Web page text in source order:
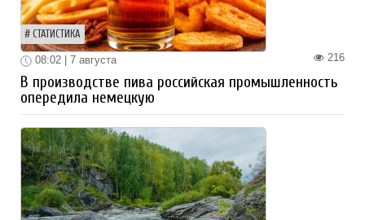
СТАТИСТИКА
216
08:02 | 7 августа
В производстве пива российская промышленность
опередила немецкую